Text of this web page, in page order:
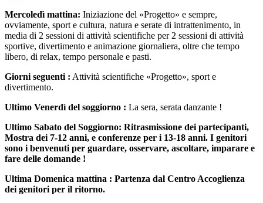
Mercoledì mattina: Iniziazione del «Progetto» e sempre,
ovviamente, sport e cultura, natura e serate di intrattenimento, in
media di 2 sessioni di attività scientifiche per 2 sessioni di attività
sportive, divertimento e animazione giornaliera, oltre che tempo
libero, di relax, tempo personale e pasti.
Giorni seguenti : Attività scientifiche «Progetto», sport e
divertimento.
Ultimo Venerdì del soggiorno : La sera, serata danzante !
Ultimo Sabato del Soggiorno: Ritrasmissione dei partecipanti,
Mostra dei 7-12 anni, e conferenze per i 13-18 anni. I genitori
sono i benvenuti per guardare, osservare, ascoltare, imparare e
fare delle domande !
Ultima Domenica mattina : Partenza dal Centro Accoglienza
dei genitori per il ritorno.